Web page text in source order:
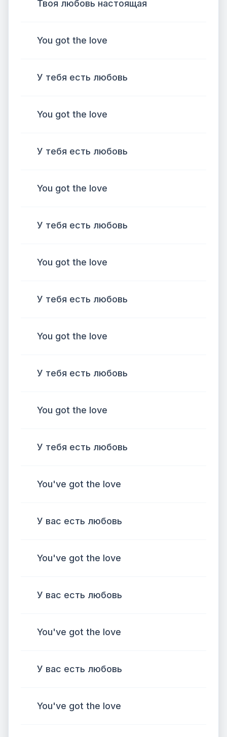
Твоя любовь настоящая
You got the love
У тебя есть любовь
You got the love
У тебя есть любовь
You got the love
У тебя есть любовь
You got the love
У тебя есть любовь
You got the love
У тебя есть любовь
You got the love
У тебя есть любовь
You've got the love
У вас есть любовь
You've got the love
У вас есть любовь
You've got the love
У вас есть любовь
You've got the love